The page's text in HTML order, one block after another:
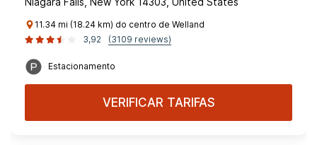
11.34 mi (18.24 km) do centro de Welland
3,92
(3109 reviews)
Estacionamento
VERIFICAR TARIFAS